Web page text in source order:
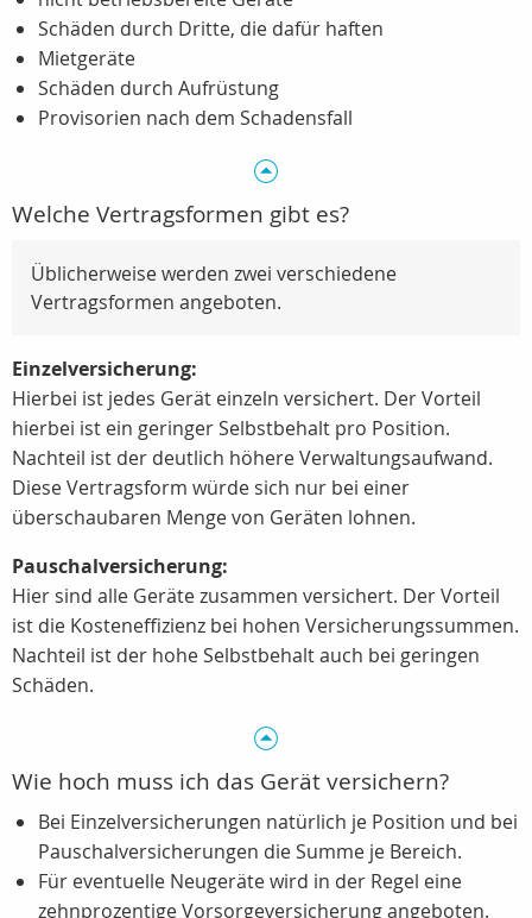
Schäden durch Dritte, die dafür haften
Mietgeräte
Schäden durch Aufrüstung
Provisorien nach dem Schadensfall
Welche Vertragsformen gibt es?
Üblicherweise werden zwei verschiedene
Vertragsformen angeboten.
Einzelversicherung:
Hierbei ist jedes Gerät einzeln versichert. Der Vorteil
hierbei ist ein geringer Selbstbehalt pro Position.
Nachteil ist der deutlich höhere Verwaltungsaufwand.
Diese Vertragsform würde sich nur bei einer
überschaubaren Menge von Geräten lohnen.
Pauschalversicherung:
Hier sind alle Geräte zusammen versichert. Der Vorteil
ist die Kosteneffizienz bei hohen Versicherungssummen.
Nachteil ist der hohe Selbstbehalt auch bei geringen
Schäden.
Wie hoch muss ich das Gerät versichern?
Bei Einzelversicherungen natürlich je Position und bei
Pauschalversicherungen die Summe je Bereich.
Für eventuelle Neugeräte wird in der Regel eine
zehnprozentige Vorsorgeversicherung angeboten.